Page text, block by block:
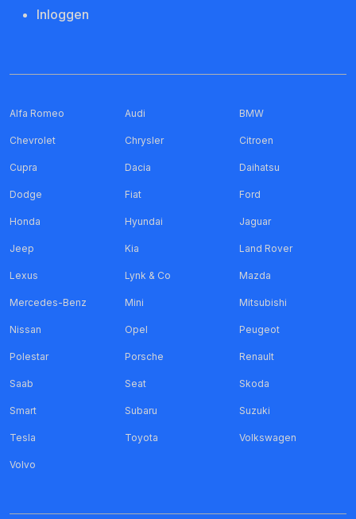
Inloggen
Alfa Romeo Audi BMW
Chevrolet Chrysler Citroen
Cupra Dacia Daihatsu
Dodge Fiat Ford
Honda Hyundai Jaguar
Jeep Kia Land Rover
Lexus Lynk & Co Mazda
Mercedes-Benz Mini Mitsubishi
Nissan Opel Peugeot
Polestar Porsche Renault
Saab Seat Skoda
Smart Subaru Suzuki
Tesla Toyota Volkswagen
Volvo